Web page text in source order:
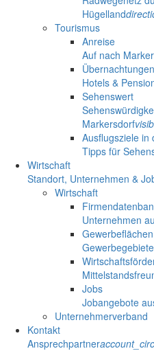
Hügelland
Tourismus
Anreise
Auf nach
Übernachtungen
Hotels &
Sehenswert
Markersdorf
Ausflugsziele in
Tipps für
Wirtschaft
Standort, Unternehmen &
Wirtschaft
Unternehmen
Gewerbeflächen
Jobs
Jobangebote
Unternehmerverband
Kontakt
Ansprechpartner